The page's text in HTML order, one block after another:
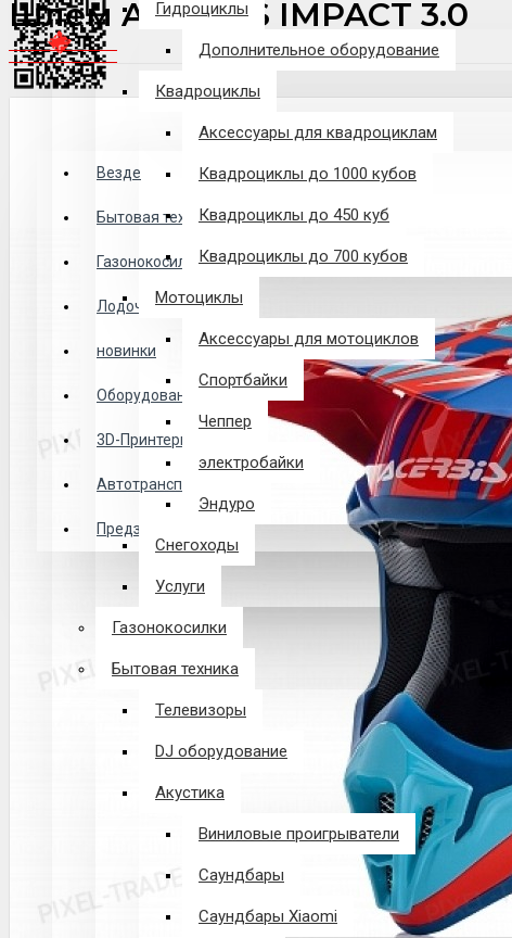
Везде
Бытовая техника
Газонокосилки
Лодочные Моторы
новинки
Оборудование
3D-Принтеры
Автотранспорт
Предзаказ из Китая
Филиалы
Закладки
0 товар(ов) - 0 р.
В корзине пусто!
Гидроциклы
Дополнительное оборудование
Квадроциклы
Аксессуары для квадроциклам
Квадроциклы до 1000 кубов
Квадроциклы до 450 куб
Квадроциклы до 700 кубов
Мотоциклы
Аксессуары для мотоциклов
Спортбайки
Чеппер
электробайки
Эндуро
Снегоходы
Услуги
Газонокосилки
Бытовая техника
Телевизоры
DJ оборудование
Акустика
Виниловые проигрыватели
Саундбары
Саундбары Xiaomi
Шлем ACERBIS IMPACT 3.0